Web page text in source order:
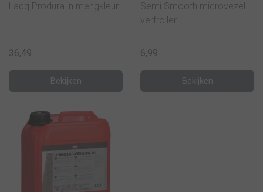
Lacq Produra in mengkleur
36,49
Bekijken
Semi Smooth microvezel
verfroller
6,99
Bekijken